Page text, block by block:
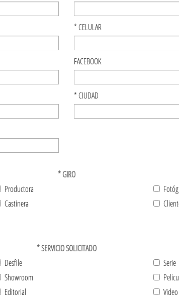
*CELULAR
FACEBOOK
*CIUDAD
*GIRO
Productora
Castinera
*SERVICIO SOLICITADO
Desfile
Serie
Showroom
Editorial
Video